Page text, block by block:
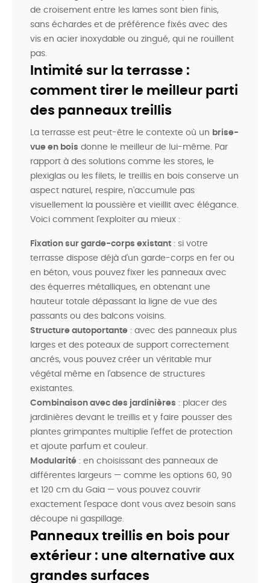
de croisement entre les lames sont bien finis,
sans échardes et de préférence fixés avec des
vis en acier inoxydable ou zingué, qui ne rouillent
pas.
Intimité sur la terrasse :
comment tirer le meilleur parti
des panneaux treillis
La terrasse est peut-être le contexte où un brise-
vue en bois donne le meilleur de lui-même. Par
rapport à des solutions comme les stores, le
plexiglas ou les filets, le treillis en bois conserve un
aspect naturel, respire, n'accumule pas
visuellement la poussière et vieillit avec élégance.
Voici comment l'exploiter au mieux :
Fixation sur garde-corps existant : si votre
terrasse dispose déjà d'un garde-corps en fer ou
en béton, vous pouvez fixer les panneaux avec
des équerres métalliques, en obtenant une
hauteur totale dépassant la ligne de vue des
passants ou des balcons voisins.
Structure autoportante : avec des panneaux plus
larges et des poteaux de support correctement
ancrés, vous pouvez créer un véritable mur
végétal même en l'absence de structures
existantes.
Combinaison avec des jardinières : placer des
jardinières devant le treillis et y faire pousser des
plantes grimpantes multiplie l'effet de protection
et ajoute parfum et couleur.
Modularité : en choisissant des panneaux de
différentes largeurs — comme les options 60, 90
et 120 cm du Gaia — vous pouvez couvrir
exactement l'espace dont vous avez besoin sans
découpe ni gaspillage.
Panneaux treillis en bois pour
extérieur : une alternative aux
grandes surfaces